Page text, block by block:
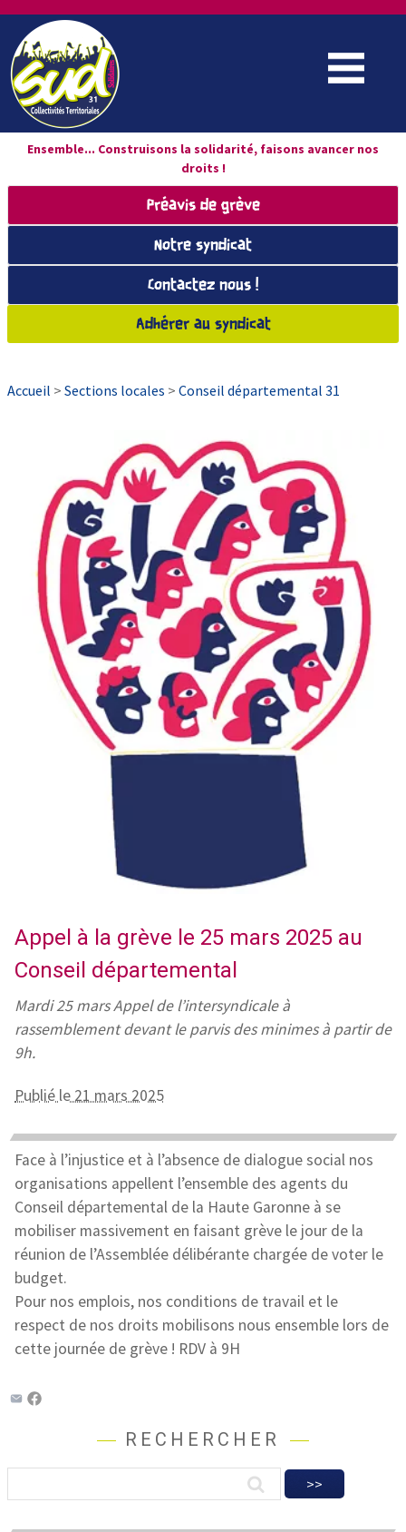
Ensemble... Construisons la solidarité, faisons avancer nos
droits !
Préavis de grève
Notre syndicat
Contactez nous !
Adhérer au syndicat
Accueil > Sections locales > Conseil départemental 31
Appel à la grève le 25 mars 2025 au
Conseil départemental
Mardi 25 mars Appel de l’intersyndicale à
rassemblement devant le parvis des minimes à partir de
9h.
Publié le 21 mars 2025
Face à l’injustice et à l’absence de dialogue social nos
organisations appellent l’ensemble des agents du
Conseil départemental de la Haute Garonne à se
mobiliser massivement en faisant grève le jour de la
réunion de l’Assemblée délibérante chargée de voter le
budget.
Pour nos emplois, nos conditions de travail et le
respect de nos droits mobilisons nous ensemble lors de
cette journée de grève ! RDV à 9H
RECHERCHER